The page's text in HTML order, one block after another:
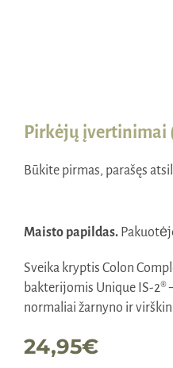
Pirkėjų įvertinimai
Būkite pirmas, parašęs
Maisto papildas.
Sveika kryptis Colon
bakterijomis Unique IS-2®
normaliai žarnyno ir
24,95€